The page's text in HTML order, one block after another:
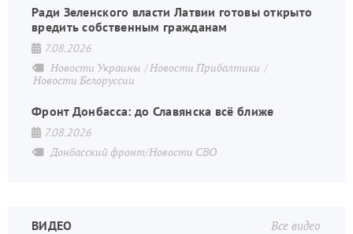
Ради Зеленского власти Латвии готовы открыто
вредить собственным гражданам
7.08.2026
Новости Украины
Новости Прибалтики
Новости Белоруссии
Фронт Донбасса: до Славянска всё ближе
7.08.2026
Донбасский фронт/Новости СВО
Все видео
ВИДЕО